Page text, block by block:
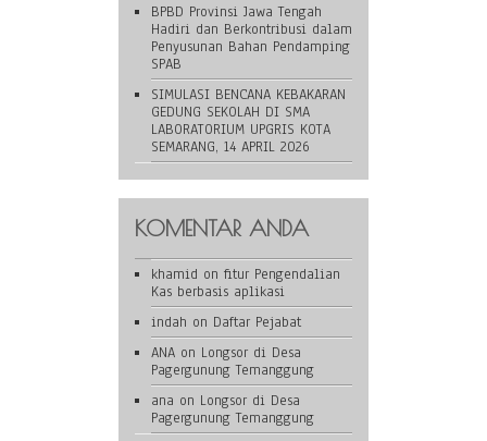
BPBD Provinsi Jawa Tengah
Hadiri dan Berkontribusi dalam
Penyusunan Bahan Pendamping
SPAB
SIMULASI BENCANA KEBAKARAN
GEDUNG SEKOLAH DI SMA
LABORATORIUM UPGRIS KOTA
SEMARANG, 14 APRIL 2026
KOMENTAR ANDA
khamid on fitur Pengendalian
Kas berbasis aplikasi
indah on Daftar Pejabat
ANA on Longsor di Desa
Pagergunung Temanggung
ana on Longsor di Desa
Pagergunung Temanggung